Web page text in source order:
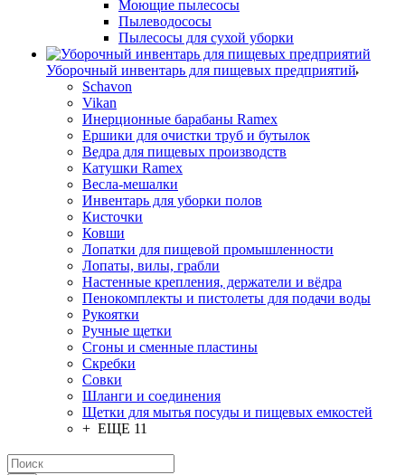
Моющие пылесосы
Пылеводососы
Пылесосы для сухой уборки
Уборочный инвентарь для пищевых предприятий
Schavon
Vikan
Инерционные барабаны Ramex
Ершики для очистки труб и бутылок
Ведра для пищевых производств
Катушки Ramex
Весла-мешалки
Инвентарь для уборки полов
Кисточки
Ковши
Лопатки для пищевой промышленности
Лопаты, вилы, грабли
Настенные крепления, держатели и вёдра
Пенокомплекты и пистолеты для подачи воды
Рукоятки
Ручные щетки
Сгоны и сменные пластины
Скребки
Совки
Шланги и соединения
Щетки для мытья посуды и пищевых емкостей
+ ЕЩЕ 11